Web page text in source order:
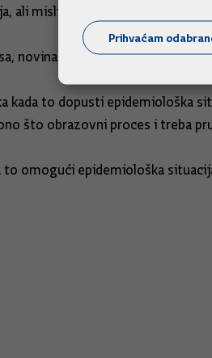
ali misli da nije opravdan.
novinare je zanimalo kada se
kada to dopusti epidemiološka
što obrazovni proces i treba
to omogući epidemiološka
Prihvaćam